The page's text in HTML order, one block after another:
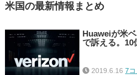
米国の最新情報まとめ
Huaweiが米
で訴える。10
2019.6.16 7コ